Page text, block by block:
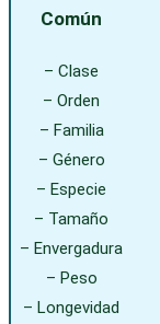
Común
– Clase
– Orden
– Familia
– Género
– Especie
– Tamaño
– Envergadura
– Peso
– Longevidad